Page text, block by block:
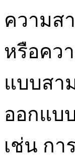
ความส
หรือคว
แบบสา
ออกแบ
เช่น ก